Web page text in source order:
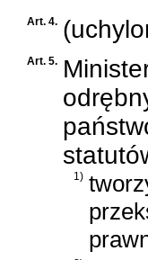
Art. 4.
Art. 5.
1)